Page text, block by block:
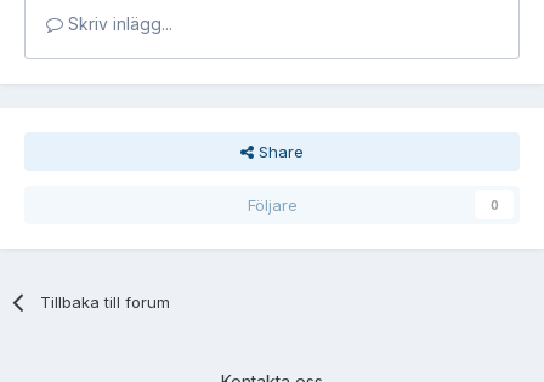
Skriv inlägg...
Share
Följare 0
Tillbaka till forum